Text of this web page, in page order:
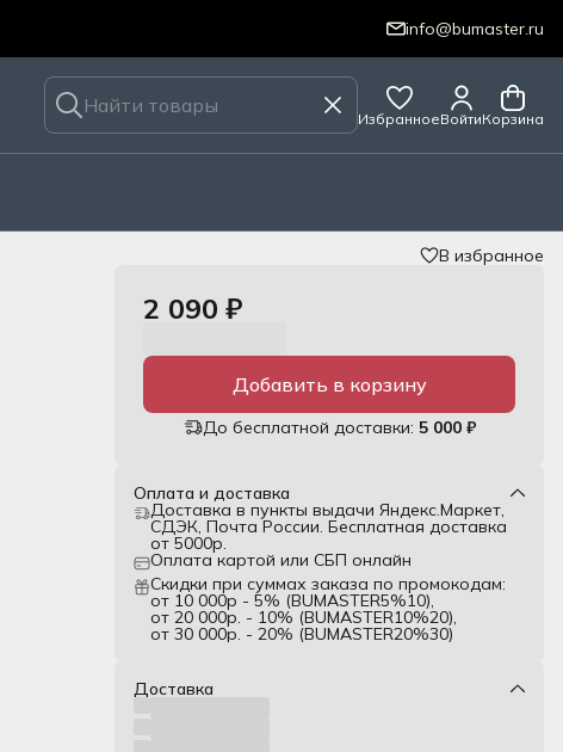
info@bumaster.ru
ИзбранноеВойтиКорзина
В избранное
2 090 ₽
Добавить в корзину
До бесплатной доставки: 5 000 ₽
Оплата и доставка
Доставка в пункты выдачи Яндекс.Маркет,
СДЭК, Почта России. Бесплатная доставка
от 5000р.
Оплата картой или СБП онлайн
Скидки при суммах заказа по промокодам:
от 10 000р - 5% (BUMASTER5%10),
от 20 000р. - 10% (BUMASTER10%20),
от 30 000р. - 20% (BUMASTER20%30)
Доставка